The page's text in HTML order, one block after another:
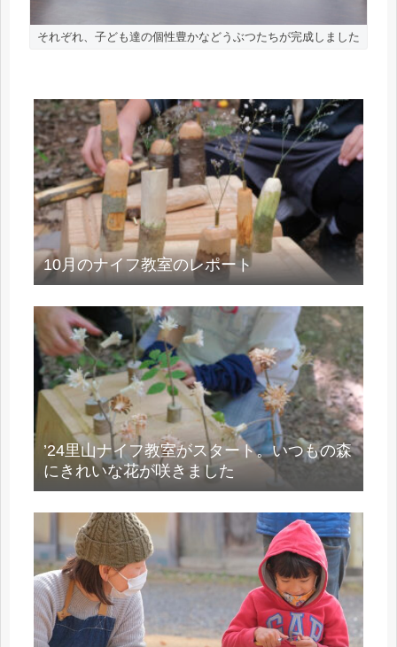
それぞれ、子ども達の個性豊かなどうぶつたちが完成しました
10月のナイフ教室のレポート
’24里山ナイフ教室がスタート。いつもの森
にきれいな花が咲きました